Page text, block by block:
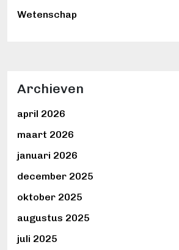
Wetenschap
Archieven
april 2026
maart 2026
januari 2026
december 2025
oktober 2025
augustus 2025
juli 2025